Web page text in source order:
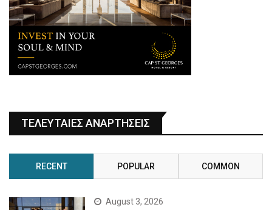
ΤΕΛΕΥΤΑΙΕΣ ΑΝΑΡΤΗΣΕΙΣ
RECENT POPULAR COMMON
August 3, 2026